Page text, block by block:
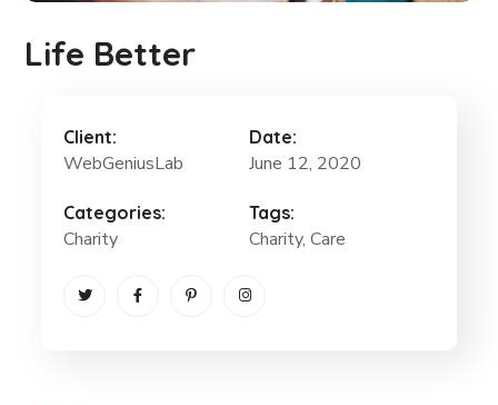
Life Better
Client:
WebGeniusLab
Date:
June 12, 2020
Categories:
Charity
Tags:
Charity, Care